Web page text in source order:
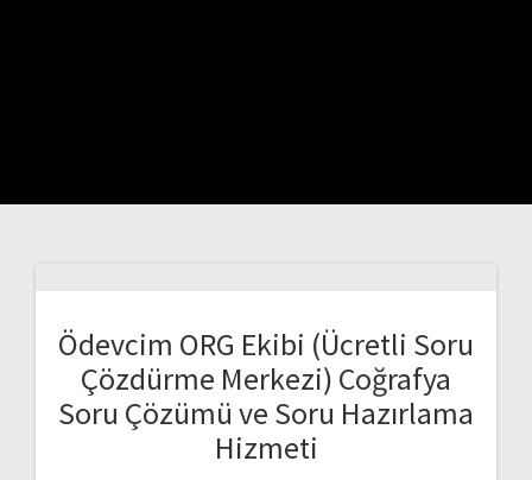
Ödevcim ORG Ekibi (Ücretli Soru
Çözdürme Merkezi) Coğrafya
Soru Çözümü ve Soru Hazırlama
Hizmeti